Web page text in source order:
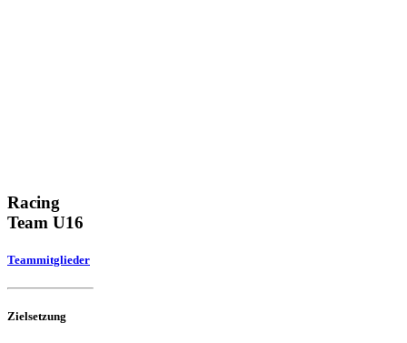
Racing
Team U16
Teammitglieder
Zielsetzung